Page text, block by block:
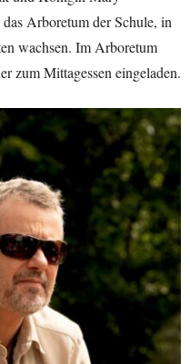
Arboretum der Schule, in
wachsen. Im Arboretum
zum Mittagessen eingeladen.